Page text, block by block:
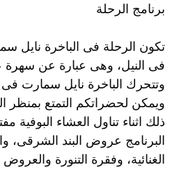
برنامج الرحلة
تكون الرحلة فى الباخرة نايل
فى النيل، وهى عبارة عن سهرة
وتتحرك الباخرة نايل سمارت فى
ويمكن لحضراتكم التمتع بمنظر
ذلك اثناء تناول العشاء البوفية
البرنامج عروض البند الشرقى،
الغنائية، وفقرة التنورة والعروض